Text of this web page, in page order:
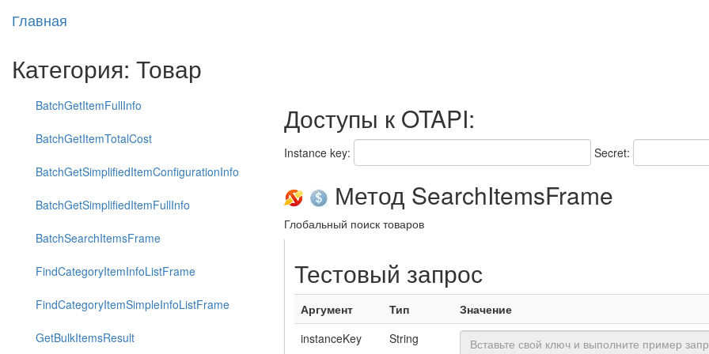
Главная
Категория: Товар
BatchGetItemFullInfo
BatchGetItemTotalCost
BatchGetSimplifiedItemConfigurationInfo
BatchGetSimplifiedItemFullInfo
BatchSearchItemsFrame
FindCategoryItemInfoListFrame
FindCategoryItemSimpleInfoListFrame
GetBulkItemsResult
Доступы к OTAPI:
Instance key: Secret:
Метод SearchItemsFrame
Глобальный поиск товаров
Тестовый запрос
Аргумент Тип
Значение
instanceKey
String